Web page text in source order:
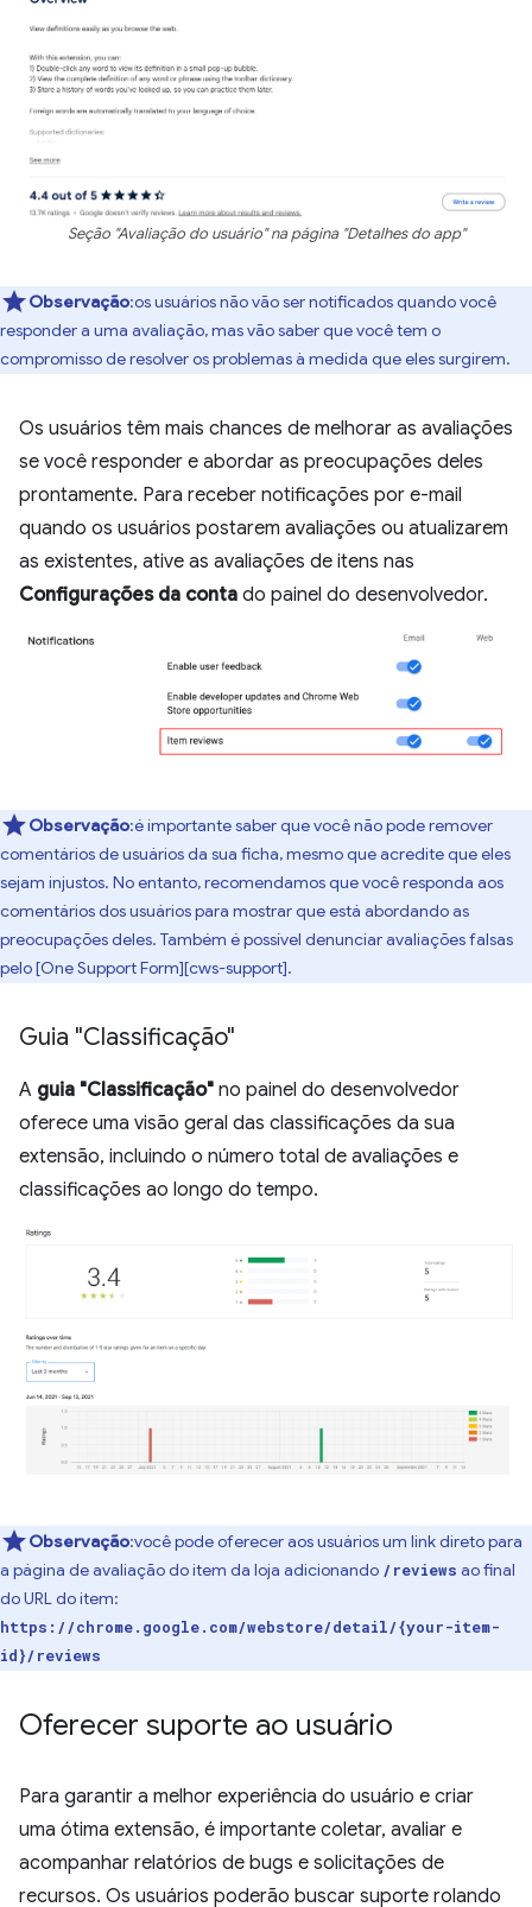
Seção "Avaliação do usuário" na página "Detalhes do app"
Observação:os usuários não vão ser notificados quando você
responder a uma avaliação, mas vão saber que você tem o
compromisso de resolver os problemas à medida que eles surgirem.
Os usuários têm mais chances de melhorar as avaliações
se você responder e abordar as preocupações deles
prontamente. Para receber notificações por e-mail
quando os usuários postarem avaliações ou atualizarem
as existentes, ative as avaliações de itens nas
Configurações da conta do painel do desenvolvedor.
Observação:é importante saber que você não pode remover
comentários de usuários da sua ficha, mesmo que acredite que eles
sejam injustos. No entanto, recomendamos que você responda aos
comentários dos usuários para mostrar que está abordando as
preocupações deles. Também é possível denunciar avaliações falsas
pelo [One Support Form][cws-support].
Guia "Classificação"
A guia "Classificação" no painel do desenvolvedor
oferece uma visão geral das classificações da sua
extensão, incluindo o número total de avaliações e
classificações ao longo do tempo.
Observação:você pode oferecer aos usuários um link direto para
a página de avaliação do item da loja adicionando /reviews ao final
do URL do item:
https://chrome.google.com/webstore/detail/{your-item-
id}/reviews
Oferecer suporte ao usuário
Para garantir a melhor experiência do usuário e criar
uma ótima extensão, é importante coletar, avaliar e
acompanhar relatórios de bugs e solicitações de
recursos. Os usuários poderão buscar suporte rolando